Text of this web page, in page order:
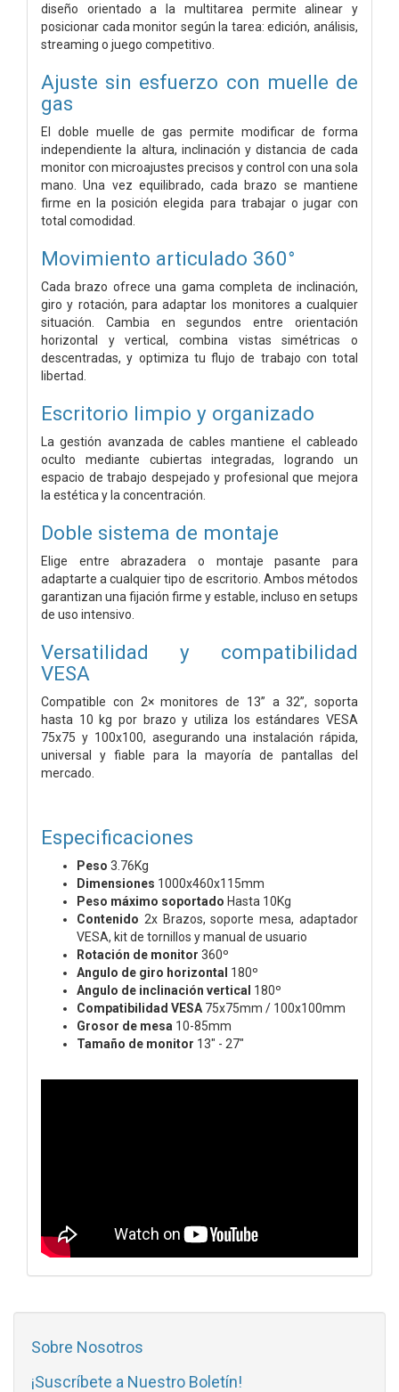
diseño orientado a la multitarea permite alinear y
posicionar cada monitor según la tarea: edición, análisis,
streaming o juego competitivo.
Ajuste sin esfuerzo con muelle de
gas
El doble muelle de gas permite modificar de forma
independiente la altura, inclinación y distancia de cada
monitor con microajustes precisos y control con una sola
mano. Una vez equilibrado, cada brazo se mantiene
firme en la posición elegida para trabajar o jugar con
total comodidad.
Movimiento articulado 360°
Cada brazo ofrece una gama completa de inclinación,
giro y rotación, para adaptar los monitores a cualquier
situación. Cambia en segundos entre orientación
horizontal y vertical, combina vistas simétricas o
descentradas, y optimiza tu flujo de trabajo con total
libertad.
Escritorio limpio y organizado
La gestión avanzada de cables mantiene el cableado
oculto mediante cubiertas integradas, logrando un
espacio de trabajo despejado y profesional que mejora
la estética y la concentración.
Doble sistema de montaje
Elige entre abrazadera o montaje pasante para
adaptarte a cualquier tipo de escritorio. Ambos métodos
garantizan una fijación firme y estable, incluso en setups
de uso intensivo.
Versatilidad y compatibilidad
VESA
Compatible con 2× monitores de 13” a 32”, soporta
hasta 10 kg por brazo y utiliza los estándares VESA
75x75 y 100x100, asegurando una instalación rápida,
universal y fiable para la mayoría de pantallas del
mercado.
Especificaciones
Peso 3.76Kg
Dimensiones 1000x460x115mm
Peso máximo soportado Hasta 10Kg
Contenido 2x Brazos, soporte mesa, adaptador
VESA, kit de tornillos y manual de usuario
Rotación de monitor 360º
Angulo de giro horizontal 180º
Angulo de inclinación vertical 180º
Compatibilidad VESA 75x75mm / 100x100mm
Grosor de mesa 10-85mm
Tamaño de monitor 13" - 27"
Sobre Nosotros
¡Suscríbete a Nuestro Boletín!